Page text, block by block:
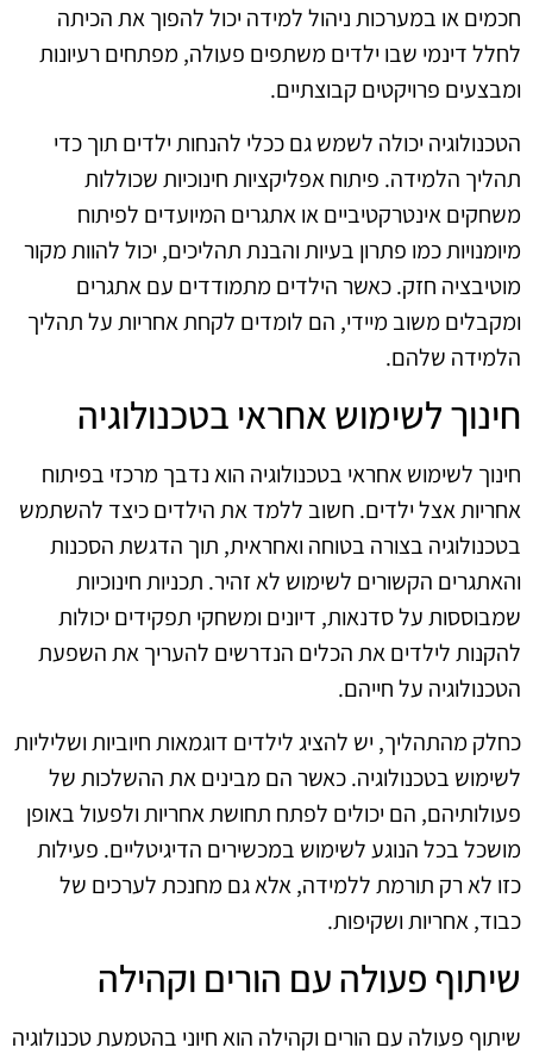
חכמים או במערכות ניהול למידה יכול להפוך את הכיתה
לחלל דינמי שבו ילדים משתפים פעולה, מפתחים רעיונות
ומבצעים פרויקטים קבוצתיים.
הטכנולוגיה יכולה לשמש גם ככלי להנחות ילדים תוך כדי
תהליך הלמידה. פיתוח אפליקציות חינוכיות שכוללות
משחקים אינטרקטיביים או אתגרים המיועדים לפיתוח
מיומנויות כמו פתרון בעיות והבנת תהליכים, יכול להוות מקור
מוטיבציה חזק. כאשר הילדים מתמודדים עם אתגרים
ומקבלים משוב מיידי, הם לומדים לקחת אחריות על תהליך
הלמידה שלהם.
חינוך לשימוש אחראי בטכנולוגיה
חינוך לשימוש אחראי בטכנולוגיה הוא נדבך מרכזי בפיתוח
אחריות אצל ילדים. חשוב ללמד את הילדים כיצד להשתמש
בטכנולוגיה בצורה בטוחה ואחראית, תוך הדגשת הסכנות
והאתגרים הקשורים לשימוש לא זהיר. תכניות חינוכיות
שמבוססות על סדנאות, דיונים ומשחקי תפקידים יכולות
להקנות לילדים את הכלים הנדרשים להעריך את השפעת
הטכנולוגיה על חייהם.
כחלק מהתהליך, יש להציג לילדים דוגמאות חיוביות ושליליות
לשימוש בטכנולוגיה. כאשר הם מבינים את ההשלכות של
פעולותיהם, הם יכולים לפתח תחושת אחריות ולפעול באופן
מושכל בכל הנוגע לשימוש במכשירים הדיגיטליים. פעילות
כזו לא רק תורמת ללמידה, אלא גם מחנכת לערכים של
כבוד, אחריות ושקיפות.
שיתוף פעולה עם הורים וקהילה
שיתוף פעולה עם הורים וקהילה הוא חיוני בהטמעת טכנולוגיה